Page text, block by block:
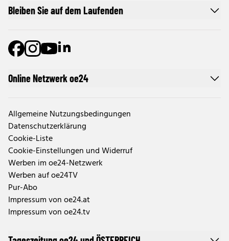
Online Netzwerk oe24
Allgemeine Nutzungsbedingungen
Datenschutzerklärung
Cookie-Liste
Cookie-Einstellungen und Widerruf
Werben im oe24-Netzwerk
Werben auf oe24TV
Pur-Abo
Impressum von oe24.at
Impressum von oe24.tv
Bleiben Sie auf dem Laufenden